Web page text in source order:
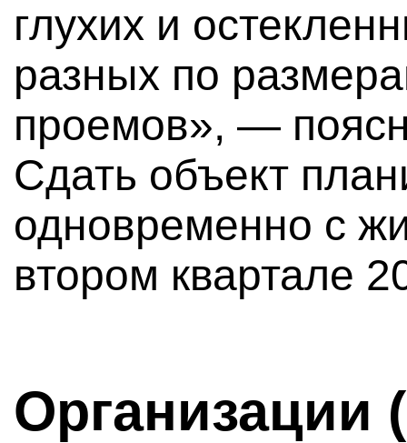
глухих и
разных по
проемов», —
Сдать объект
одновременно с
втором квартале
Организации